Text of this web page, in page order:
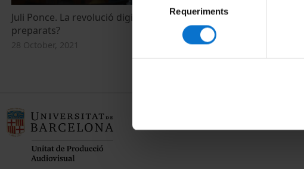
de
consentiment
Requeriments
Juli Ponce. La revolució digital: estem tots
preparats?
28 October, 2021